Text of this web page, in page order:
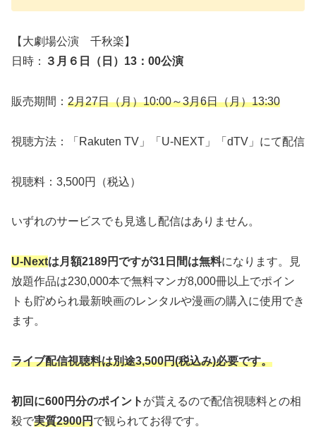
【大劇場公演 千秋楽】
日時：
３月６日（日）13：00公演
販売期間： 2月27日（月）10:00～3月6日（月）13:30
視聴方法：「Rakuten TV」「U-NEXT」「dTV」にて配信
視聴料：3,500円（税込）
いずれのサービスでも見逃し配信はありません。
U-Nextは月額2189円ですが31日間は無料になります。見
放題作品は230,000本で無料マンガ8,000冊以上でポイン
トも貯められ最新映画のレンタルや漫画の購入に使用でき
ます。
ライブ配信視聴料は別途3,500円(税込み)必要です。
初回に600円分のポイント が貰えるので配信視聴料との相
殺で実質2900円で観られてお得です。